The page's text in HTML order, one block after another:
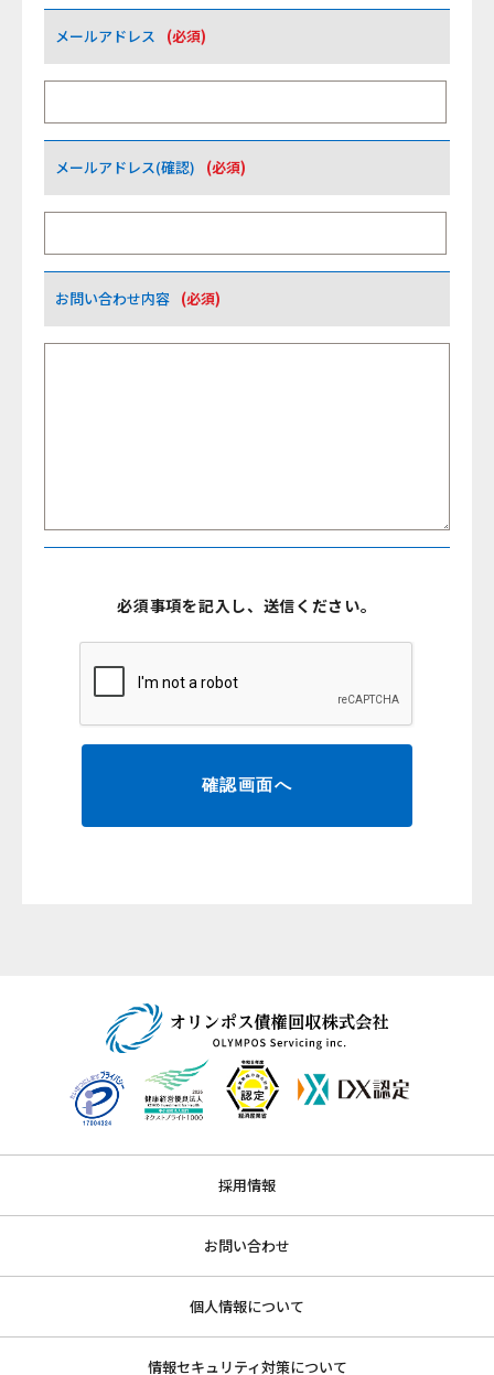
メールアドレス (必須)
メールアドレス(確認) (必須)
お問い合わせ内容 (必須)
必須事項を記入し、送信ください。
採用情報
お問い合わせ
個人情報について
情報セキュリティ対策について